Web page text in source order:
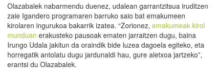
Olazabalek nabarmendu duenez, udalean garrantzitsua iruditzen
zaie Igandero programaren barruko saio bat emakumeen
kirolaren ingurukoa bakarrik izatea. “Zorionez, emakumeak kirol
munduan erakusteko pausoak ematen jarraitzen dugu, baina
Irungo Udala jakitun da oraindik bide luzea dagoela egiteko, eta
horregatik antolatu dugu jardunaldi hau, gure aletxoa jartzeko”,
erantsi du Olazabalek.